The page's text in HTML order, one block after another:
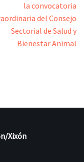
la convocatoria
del Consejo
Sectorial de Salud y
Bienestar Animal
Xixón